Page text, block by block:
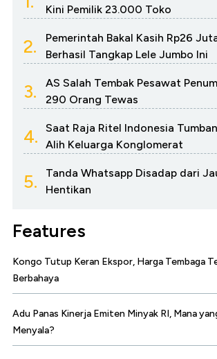
Kini Pemilik 23.000 Toko
2.
Pemerintah Bakal Kasih Rp26
Berhasil Tangkap Lele Jumbo Ini
3.
AS Salah Tembak Pesawat
290 Orang Tewas
4.
Saat Raja Ritel Indonesia
Alih Keluarga Konglomerat
5.
Tanda Whatsapp Disadap dari
Hentikan
Features
Kongo Tutup Keran Ekspor, Harga Tembaga
Berbahaya
Adu Panas Kinerja Emiten Minyak RI, Mana
Menyala?